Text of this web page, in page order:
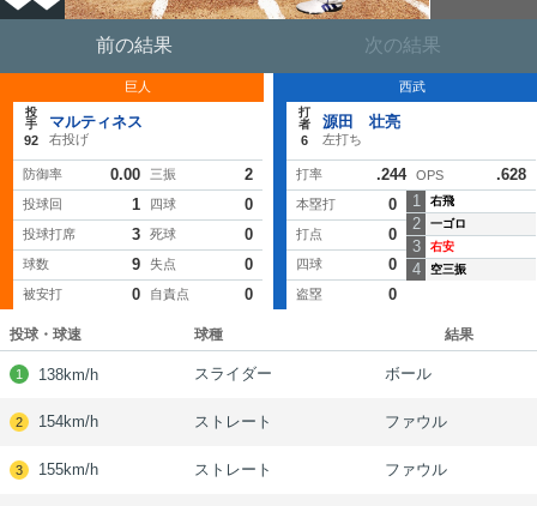
前の結果 次の結果
巨人
投
手
92
マルティネス
右投げ
防御率 0.00 三振 2
投球回 1 四球 0
投球打席 3 死球 0
球数 9 失点 0
被安打 0 自責点 0
西武
打
者
6
源田 壮亮
左打ち
打率 .244 OPS .628
本塁打 0 1 右飛
2 一ゴロ
3 右安
4 空三振
打点 0
四球 0
盗塁 0
投球・球速 球種 結果
1 138km/h スライダー ボール
2 154km/h ストレート ファウル
3 155km/h ストレート ファウル